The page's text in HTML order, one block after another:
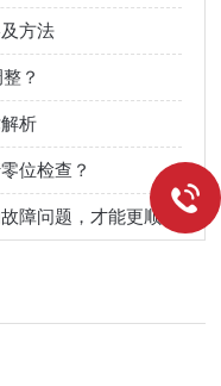
方法
？
析
位检查？